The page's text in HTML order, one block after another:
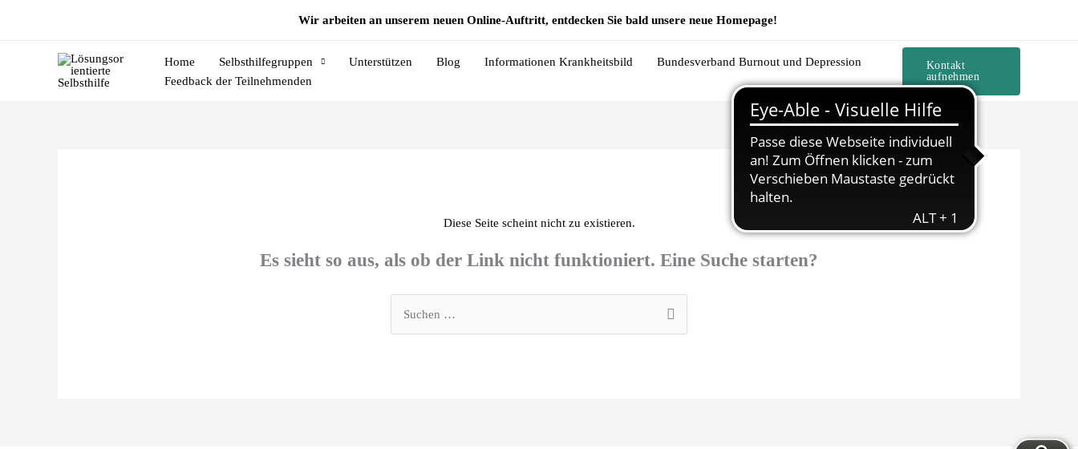
Wir arbeiten an unserem neuen Online-Auftritt, entdecken Sie bald unsere neue Homepage!
Home Selbsthilfegruppen Unterstützen Blog Informationen Krankheitsbild
Bundesverband Burnout und Depression
Feedback der Teilnehmenden
Kontakt
aufnehmen
Diese Seite scheint nicht zu existieren.
Es sieht so aus, als ob der Link nicht funktioniert. Eine Suche starten?
Suchen
nach: